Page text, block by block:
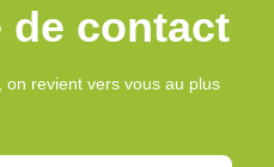
de contact
on revient vers vous au plus